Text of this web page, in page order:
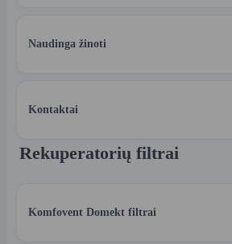
Naudinga žinoti
Kontaktai
Rekuperatorių filtrai
Komfovent Domekt filtrai